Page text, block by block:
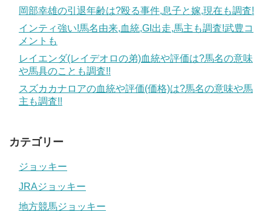
岡部幸雄の引退年齢は?殴る事件,息子と嫁,現在も調査!
インティ強い!馬名由来,血統,GI出走,馬主も調査!武豊コ
メントも
レイエンダ(レイデオロの弟)血統や評価は?馬名の意味
や馬具のことも調査!!
スズカカナロアの血統や評価(価格)は?馬名の意味や馬
主も調査!!
カテゴリー
ジョッキー
JRAジョッキー
地方競馬ジョッキー